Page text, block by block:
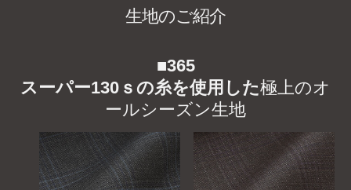
生地のご紹介
■365
スーパー130ｓの糸を使用した極上のオ
ールシーズン生地